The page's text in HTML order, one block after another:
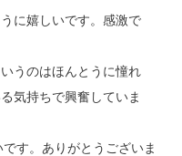
に嬉しいです。感激で
うのはほんとうに憧れ
気持ちで興奮していま
す。ありがとうございま